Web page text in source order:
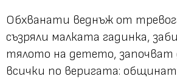
Обхванати веднъж от
съзряли малката гадинка,
тялото на детето, започват
всички по веригата: